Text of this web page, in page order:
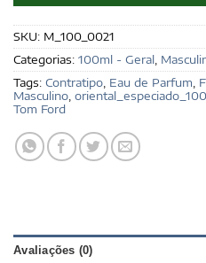
SKU: M_100_0021
Categorias: 100ml - Geral
Tags: Contratipo Eau de Parfum
Masculino
Tom Ford
Avaliações (0)